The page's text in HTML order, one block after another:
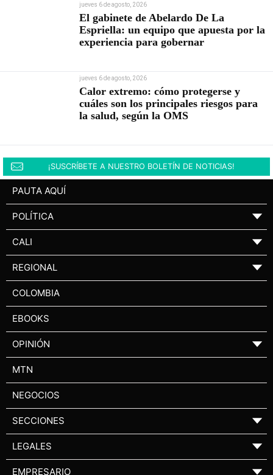
jueves 6 de agosto, 2026
El gabinete de Abelardo De La
Espriella: un equipo que apuesta por la
experiencia para gobernar
jueves 6 de agosto, 2026
Calor extremo: cómo protegerse y
cuáles son los principales riesgos para
la salud, según la OMS
¡SUSCRÍBETE A NUESTRO BOLETÍN DE NOTICIAS!
PAUTA AQUÍ
POLÍTICA ▼
CALI ▼
REGIONAL ▼
COLOMBIA
EBOOKS
OPINIÓN ▼
MTN
NEGOCIOS
SECCIONES ▼
LEGALES ▼
EMPRESARIO ▼